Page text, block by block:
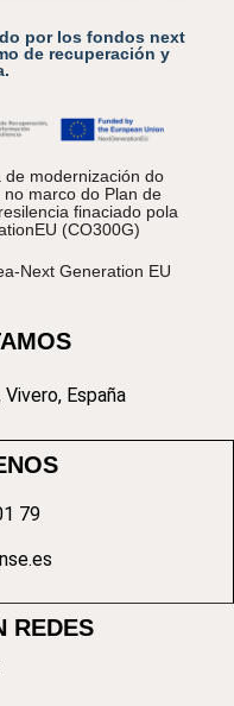
por los fondos next
de recuperación y
modernización do
marco do Plan de
finaciado pola
(CO300G)
Next Generation EU
España
79
REDES